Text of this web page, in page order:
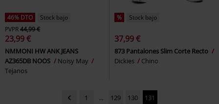
46% DTO
Stock bajo
PVPR44,99 €
23,99 €
NMMONI HW ANK JEANS
AZ365DB NOOS
Noisy May
Tejanos
% Stock bajo
37,99 €
873 Pantalones Slim Corte Recto
Dickies
Chino
1 ... 129 130 131